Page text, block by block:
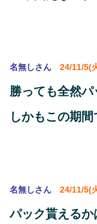
名無しさん 24/11/5(
勝っても全然
しかもこの期
名無しさん 24/11/5(
パック貰える